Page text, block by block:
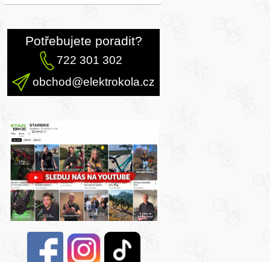
Potřebujete poradit?
722 301 302
obchod@elektrokola.cz